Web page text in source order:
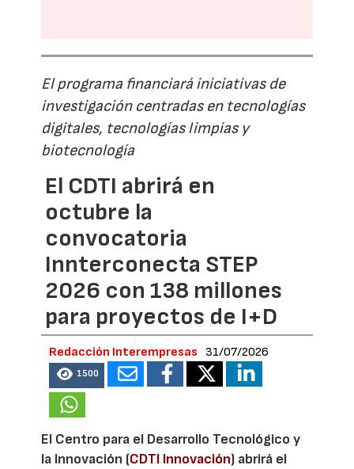
El programa financiará iniciativas de
investigación centradas en tecnologías
digitales, tecnologías limpias y
biotecnología
El CDTI abrirá en
octubre la
convocatoria
Innterconecta STEP
2026 con 138 millones
para proyectos de I+D
Redacción Interempresas 31/07/2026
1500
El Centro para el Desarrollo Tecnológico y
la Innovación (CDTI Innovación) abrirá el